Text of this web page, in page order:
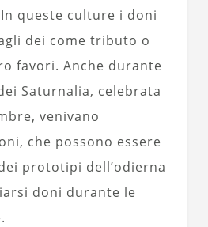
queste culture i doni
dei come tributo o
favori. Anche durante
Saturnalia, celebrata
venivano
che possono essere
prototipi dell’odierna
doni durante le